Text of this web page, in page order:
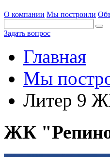
О компании Мы построили
Задать вопрос
Главная
Мы
Литер 9
ЖК